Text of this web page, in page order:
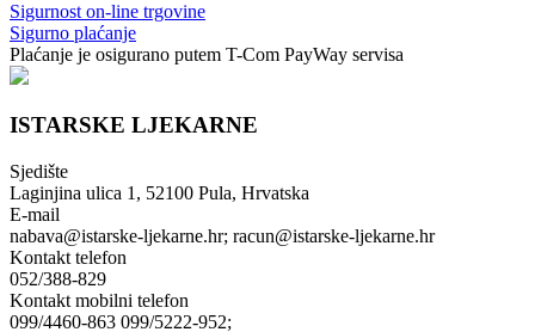
Sigurnost on-line trgovine
Sigurno plaćanje
Plaćanje je osigurano putem T-Com PayWay servisa
ISTARSKE LJEKARNE
Sjedište
Laginjina ulica 1, 52100 Pula, Hrvatska
E-mail
nabava@istarske-ljekarne.hr; racun@istarske-ljekarne.hr
Kontakt telefon
052/388-829
Kontakt mobilni telefon
099/4460-863 099/5222-952;